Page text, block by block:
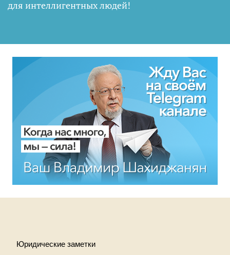
для интеллигентных людей!
Юридические заметки